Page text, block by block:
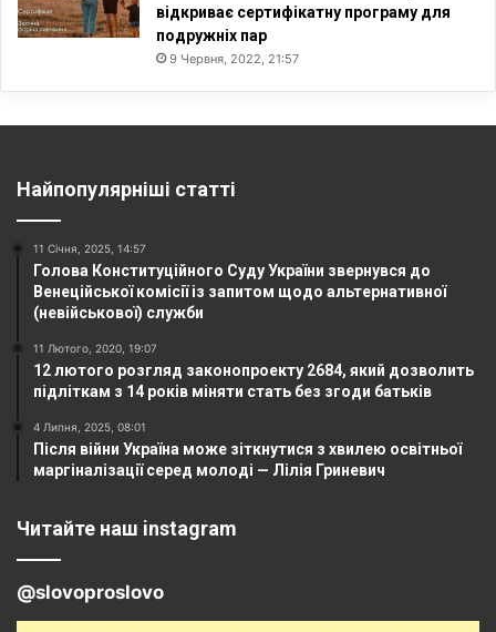
відкриває сертифікатну програму для
подружніх пар
9 Червня, 2022, 21:57
Найпопулярніші статті
11 Січня, 2025, 14:57
Голова Конституційного Суду України звернувся до
Венеційської комісії із запитом щодо альтернативної
(невійськової) служби
11 Лютого, 2020, 19:07
12 лютого розгляд законопроекту 2684, який дозволить
підліткам з 14 років міняти стать без згоди батьків
4 Липня, 2025, 08:01
Після війни Україна може зіткнутися з хвилею освітньої
маргіналізації серед молоді — Лілія Гриневич
Читайте наш instagram
@slovoproslovo